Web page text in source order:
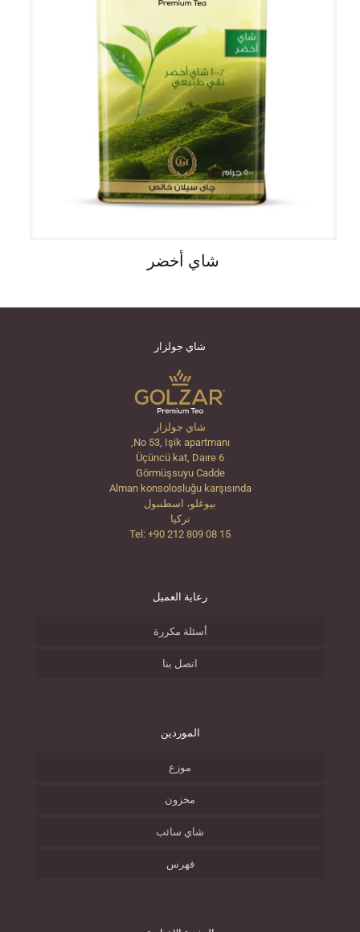
شاي أخضر
شاي جولزار
شاي جولزار
No 53, Işik apartmanı,
Üçüncü kat, Daıre 6
Görmüşsuyu Cadde
Alman konsolosluğu karşısında
بيوغلو، اسطنبول
تركيا
Tel: +90 212 809 08 15
رعاية العميل
أسئلة مكررة
اتصل بنا
الموردين
موزع
مخزون
شاي سائب
فهرس